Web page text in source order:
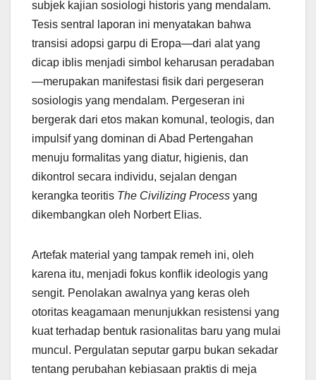
subjek kajian sosiologi historis yang mendalam.
Tesis sentral laporan ini menyatakan bahwa
transisi adopsi garpu di Eropa—dari alat yang
dicap iblis menjadi simbol keharusan peradaban
—merupakan manifestasi fisik dari pergeseran
sosiologis yang mendalam. Pergeseran ini
bergerak dari etos makan komunal, teologis, dan
impulsif yang dominan di Abad Pertengahan
menuju formalitas yang diatur, higienis, dan
dikontrol secara individu, sejalan dengan
kerangka teoritis The Civilizing Process yang
dikembangkan oleh Norbert Elias.
Artefak material yang tampak remeh ini, oleh
karena itu, menjadi fokus konflik ideologis yang
sengit. Penolakan awalnya yang keras oleh
otoritas keagamaan menunjukkan resistensi yang
kuat terhadap bentuk rasionalitas baru yang mulai
muncul. Pergulatan seputar garpu bukan sekadar
tentang perubahan kebiasaan praktis di meja